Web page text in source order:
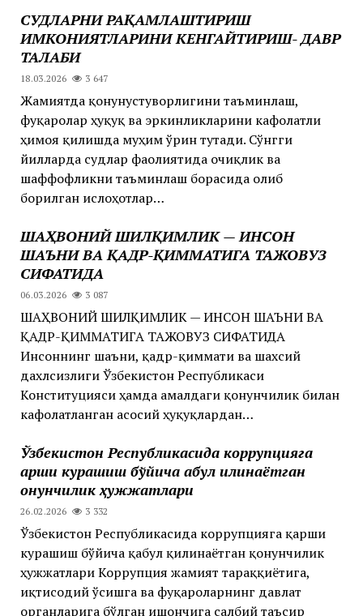
СУДЛАРНИ РАҚАМЛАШТИРИШ
ИМКОНИЯТЛАРИНИ КЕНГАЙТИРИШ- ДАВР
ТАЛАБИ
18.03.2026 3 647
Жамиятда қонунустуворлигини таъминлаш,
фуқаролар ҳуқуқ ва эркинликларини кафолатли
ҳимоя қилишда муҳим ўрин тутади. Сўнгги
йилларда судлар фаолиятида очиқлик ва
шаффофликни таъминлаш борасида олиб
борилган ислоҳотлар…
ШАҲВОНИЙ ШИЛҚИМЛИК — ИНСОН
ШАЪНИ ВА ҚАДР-ҚИММАТИГА ТАЖОВУЗ
СИФАТИДА
06.03.2026 3 087
ШАҲВОНИЙ ШИЛҚИМЛИК — ИНСОН ШАЪНИ ВА
ҚАДР-ҚИММАТИГА ТАЖОВУЗ СИФАТИДА
Инсоннинг шаъни, қадр-қиммати ва шахсий
дахлсизлиги Ўзбекистон Республикаси
Конституцияси ҳамда амалдаги қонунчилик билан
кафолатланган асосий ҳуқуқлардан…
Ўзбекистон Республикасида коррупцияга
қарши курашиш бўйича қабул қилинаётган
қонунчилик ҳужжатлари
26.02.2026 3 332
Ўзбекистон Республикасида коррупцияга қарши
курашиш бўйича қабул қилинаётган қонунчилик
ҳужжатлари Коррупция жамият тараққиётига,
иқтисодий ўсишга ва фуқароларнинг давлат
органларига бўлган ишончига салбий таъсир